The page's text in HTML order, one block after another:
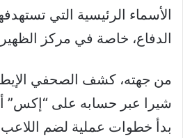
الأسماء الرئيسية التي
الدفاع، خاصة في مركز
من جهته، كشف الصحفي
شيرا عبر حسابه على “إكس”
بدأ خطوات عملية لضم